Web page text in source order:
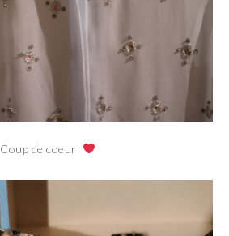
Coup de coeur